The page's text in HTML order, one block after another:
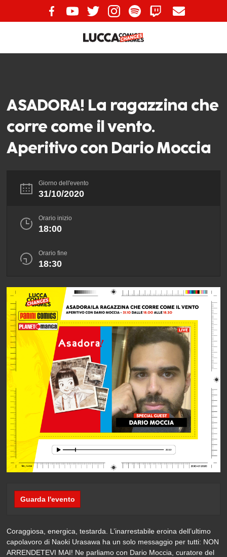
ASADORA! La ragazzina che
corre come il vento.
Aperitivo con Dario Moccia
Giorno dell'evento
31/10/2020
Orario inizio
18:00
Orario fine
18:30
Guarda l'evento
Coraggiosa, energica, testarda. L’inarrestabile eroina dell’ultimo
capolavoro di Naoki Urasawa ha un solo messaggio per tutti: NON
ARRENDETEVI MAI! Ne parliamo con Dario Moccia, curatore del